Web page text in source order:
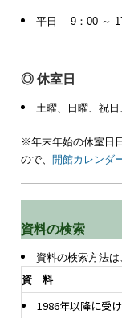
平日 9：00 ～
◎ 休室日
土曜、日曜、祝
※年末年始の休室日
ので、 開館カレンダ
資料の検索
資料の検索方法は
資 料
1986年以降に受